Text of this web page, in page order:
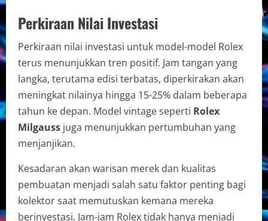
Perkiraan Nilai Investasi
Perkiraan nilai investasi untuk model-model Rolex
terus menunjukkan tren positif. Jam tangan yang
langka, terutama edisi terbatas, diperkirakan akan
meningkat nilainya hingga 15-25% dalam beberapa
tahun ke depan. Model vintage seperti Rolex
Milgauss juga menunjukkan pertumbuhan yang
menjanjikan.
Kesadaran akan warisan merek dan kualitas
pembuatan menjadi salah satu faktor penting bagi
kolektor saat memutuskan kemana mereka
berinvestasi. Jam-jam Rolex tidak hanya menjadi